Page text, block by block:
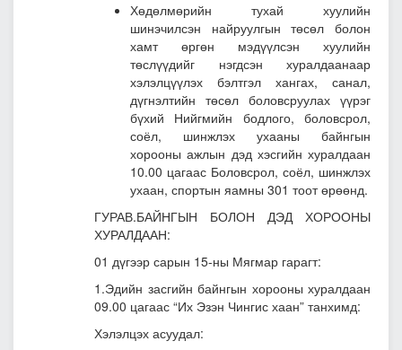
Хөдөлмөрийн тухай хуулийн
шинэчилсэн найруулгын төсөл болон
хамт өргөн мэдүүлсэн хуулийн
төслүүдийг нэгдсэн хуралдаанаар
хэлэлцүүлэх бэлтгэл хангах, санал,
дүгнэлтийн төсөл боловсруулах үүрэг
бүхий Нийгмийн бодлого, боловсрол,
соёл, шинжлэх ухааны байнгын
хорооны ажлын дэд хэсгийн хуралдаан
10.00 цагаас Боловсрол, соёл, шинжлэх
ухаан, спортын яамны 301 тоот өрөөнд.
ГУРАВ.БАЙНГЫН БОЛОН ДЭД ХОРООНЫ
ХУРАЛДААН:
01 дүгээр сарын 15-ны Мягмар гарагт:
1.Эдийн засгийн байнгын хорооны хуралдаан
09.00 цагаас “Их Эзэн Чингис хаан” танхимд:
Хэлэлцэх асуудал: